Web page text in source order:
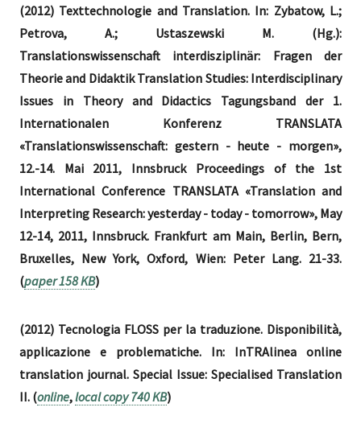
(2012) Texttechnologie and Translation. In: Zybatow, L.;
Petrova, A.; Ustaszewski M. (Hg.):
Translationswissenschaft interdisziplinär: Fragen der
Theorie and Didaktik Translation Studies: Interdisciplinary
Issues in Theory and Didactics Tagungsband der 1.
Internationalen Konferenz TRANSLATA
«Translationswissenschaft: gestern - heute - morgen»,
12.-14. Mai 2011, Innsbruck Proceedings of the 1st
International Conference TRANSLATA «Translation and
Interpreting Research: yesterday - today - tomorrow», May
12-14, 2011, Innsbruck. Frankfurt am Main, Berlin, Bern,
Bruxelles, New York, Oxford, Wien: Peter Lang. 21-33.
(paper 158 KB)
(2012) Tecnologia FLOSS per la traduzione. Disponibilità,
applicazione e problematiche. In: InTRAlinea online
translation journal. Special Issue: Specialised Translation
II. (online,local copy 740 KB)